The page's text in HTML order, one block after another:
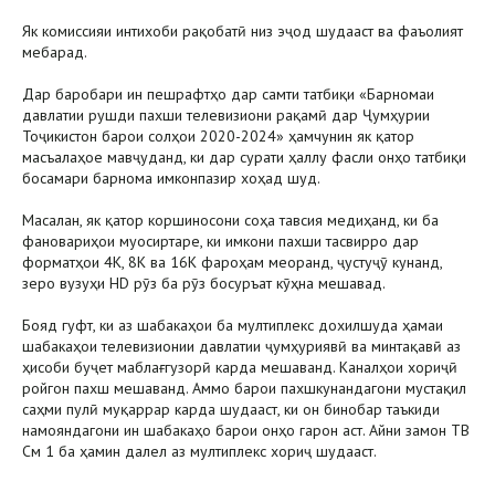
Як комиссияи интихоби рақобатӣ низ эҷод шудааст ва фаъолият
мебарад.
Дар баробари ин пешрафтҳо дар самти татбиқи «Барномаи
давлатии рушди пахши телевизиони рақамӣ дар Ҷумҳурии
Тоҷикистон барои солҳои 2020-2024» ҳамчунин як қатор
масъалаҳое мавҷуданд, ки дар сурати ҳаллу фасли онҳо татбиқи
босамари барнома имконпазир хоҳад шуд.
Масалан, як қатор коршиносони соҳа тавсия медиҳанд, ки ба
фановариҳои муосиртаре, ки имкони пахши тасвирро дар
форматҳои 4K, 8K ва 16K фароҳам меоранд, ҷустуҷӯ кунанд,
зеро вузуҳи HD рӯз ба рӯз босуръат кӯҳна мешавад.
Бояд гуфт, ки аз шабакаҳои ба мултиплекс дохилшуда ҳамаи
шабакаҳои телевизионии давлатии ҷумҳуриявӣ ва минтақавӣ аз
ҳисоби буҷет маблағгузорӣ карда мешаванд. Каналҳои хориҷӣ
ройгон пахш мешаванд. Аммо барои пахшкунандагони мустақил
саҳми пулӣ муқаррар карда шудааст, ки он бинобар таъкиди
намояндагони ин шабакаҳо барои онҳо гарон аст. Айни замон ТВ
См 1 ба ҳамин далел аз мултиплекс хориҷ шудааст.